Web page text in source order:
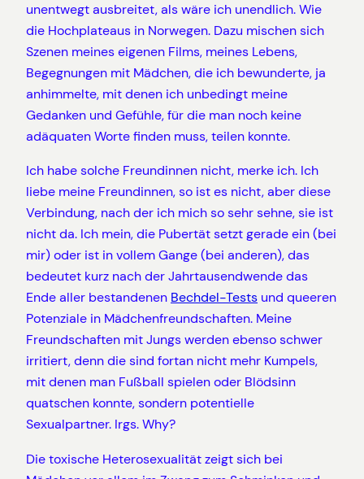
unentwegt ausbreitet, als wäre ich unendlich. Wie
die Hochplateaus in Norwegen. Dazu mischen sich
Szenen meines eigenen Films, meines Lebens,
Begegnungen mit Mädchen, die ich bewunderte, ja
anhimmelte, mit denen ich unbedingt meine
Gedanken und Gefühle, für die man noch keine
adäquaten Worte finden muss, teilen konnte.
Ich habe solche Freundinnen nicht, merke ich. Ich
liebe meine Freundinnen, so ist es nicht, aber diese
Verbindung, nach der ich mich so sehr sehne, sie ist
nicht da. Ich mein, die Pubertät setzt gerade ein (bei
mir) oder ist in vollem Gange (bei anderen), das
bedeutet kurz nach der Jahrtausendwende das
Ende aller bestandenen Bechdel-Tests und queeren
Potenziale in Mädchenfreundschaften. Meine
Freundschaften mit Jungs werden ebenso schwer
irritiert, denn die sind fortan nicht mehr Kumpels,
mit denen man Fußball spielen oder Blödsinn
quatschen konnte, sondern potentielle
Sexualpartner. Irgs. Why?
Die toxische Heterosexualität zeigt sich bei